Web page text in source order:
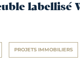
labellisé
PROJETS IMMOBILIERS